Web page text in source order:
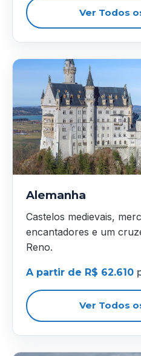
Ver Todos
Alemanha
Castelos medievais,
encantadores e um
Reno.
A partir de R$ 62.610
Ver Todos